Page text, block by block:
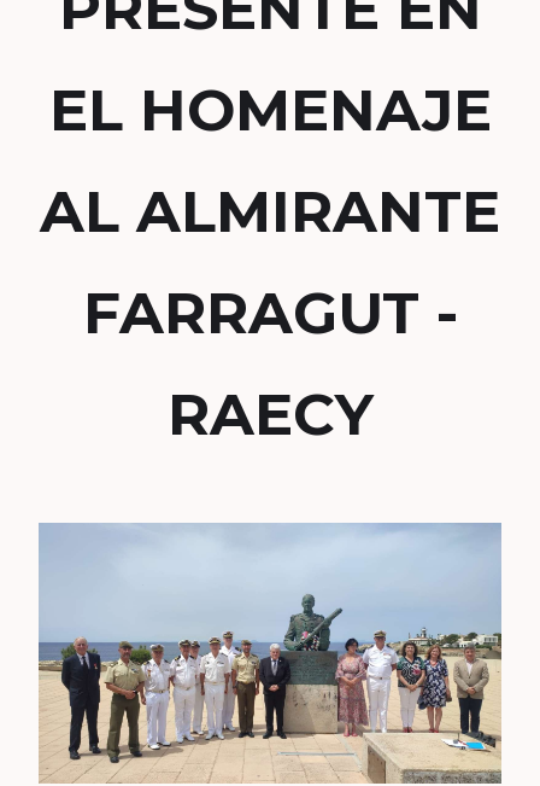
EL HOMENAJE
AL ALMIRANTE
FARRAGUT -
RAECY